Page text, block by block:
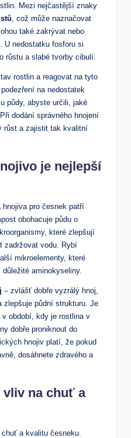
Mezi nejčastější znaky
, což může naznačovat
také zakrývat nebo
U nedostatku fosforu si
růstu a slabé tvorby cibulí.
rostlin a reagovat na tyto
na nedostatek
půdy, abyste určili, jaké
dodání správného hnojení
růst a zajistit tak kvalitní
je nejlepší
pro česnek patří
obohacuje půdu o
které zlepšují
zadržovat vodu. Rybí
mikroelementy, které
aminokyseliny.
– zvlášť dobře vyzrálý hnoj,
zlepšuje půdní strukturu. Je
období, kdy je rostlina v
dobře proniknout do
hnojiv platí, že pokud
dosáhnete zdravého a
vliv na chuť a
a kvalitu česneku.